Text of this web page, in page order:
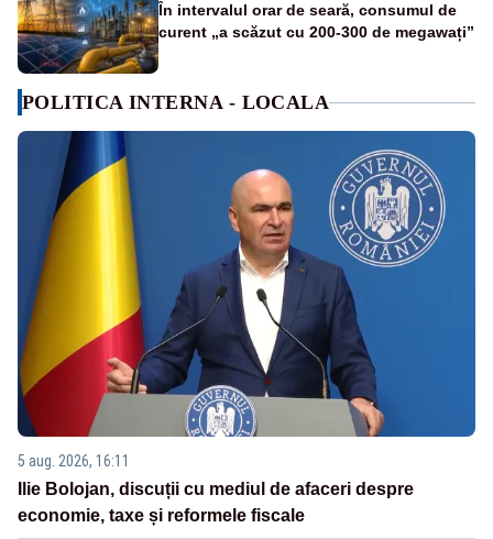
În intervalul orar de seară, consumul de
curent „a scăzut cu 200-300 de megawați”
POLITICA INTERNA - LOCALA
5 aug. 2026, 16:11
Ilie Bolojan, discuții cu mediul de afaceri despre
economie, taxe și reformele fiscale